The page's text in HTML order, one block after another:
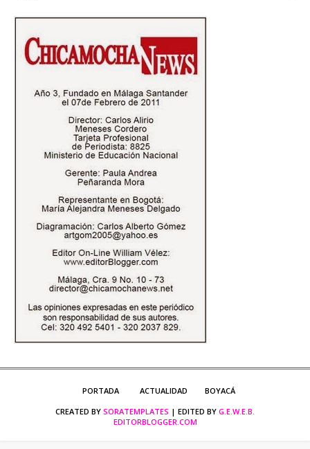
PORTADA ACTUALIDAD
BOYACÁ
CREATED BY SORATEMPLATES | EDITED BY G.E.W.E.B.
EDITORBLOGGER.COM